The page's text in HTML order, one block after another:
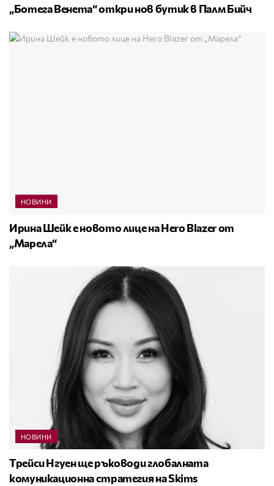
„Ботега Венета“ откри нов бутик в Палм Бийч
НОВИНИ
Ирина Шейк е новото лице на Hero Blazer от
„Марела“
НОВИНИ
Трейси Нгуен ще ръководи глобалната
комуникационна стратегия на Skims